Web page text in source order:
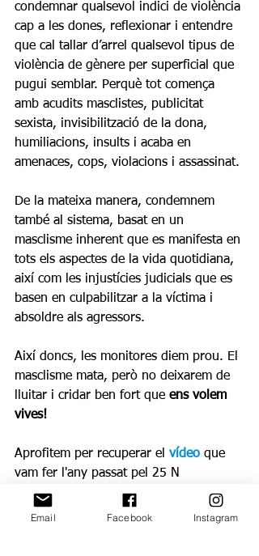
condemnar qualsevol indici de violència
cap a les dones, reflexionar i entendre
que cal tallar d’arrel qualsevol tipus de
violència de gènere per superficial que
pugui semblar. Perquè tot comença
amb acudits masclistes, publicitat
sexista, invisibilització de la dona,
humiliacions, insults i acaba en
amenaces, cops, violacions i assassinat.
De la mateixa manera, condemnem
també al sistema, basat en un
masclisme inherent que es manifesta en
tots els aspectes de la vida quotidiana,
així com les injustícies judicials que es
basen en culpabilitzar a la víctima i
absoldre als agressors.
Així doncs, les monitores diem prou. El
masclisme mata, però no deixarem de
lluitar i cridar ben fort que ens volem
vives!
Aprofitem per recuperar el vídeo que
vam fer l'any passat pel 25 N
https://www.youtube.com/watch?
Email Facebook Instagram